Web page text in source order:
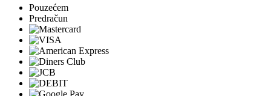
Pouzećem
Predračun